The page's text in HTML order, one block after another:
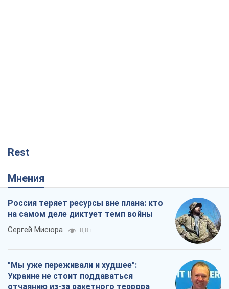
Rest
Мнения
Россия теряет ресурсы вне плана: кто
на самом деле диктует темп войны
Сергей Мисюра 8,8 т.
"Мы уже переживали и худшее":
Украине не стоит поддаваться
отчаянию из-за ракетного террора